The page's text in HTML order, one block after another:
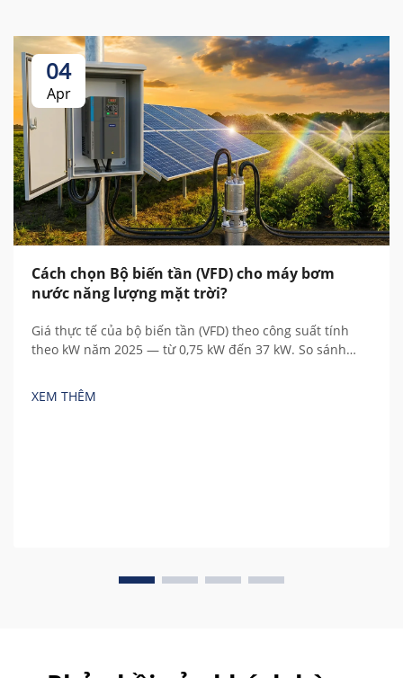
04
Apr
Cách chọn Bộ biến tần (VFD) cho máy bơm
nước năng lượng mặt trời?
Giá thực tế của bộ biến tần (VFD) theo công suất tính
theo kW năm 2025 — từ 0,75 kW đến 37 kW. So sánh
ẩn và tính toán tổng chi phí sở hữu.
XEM THÊM